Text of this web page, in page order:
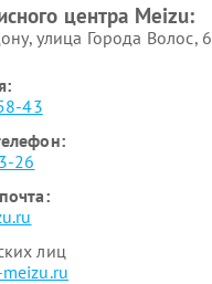
центра Meizu:
улица Города Волос, 6
43
26
лиц